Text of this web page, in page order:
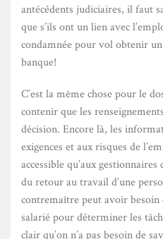
antécédents judiciaires, il faut
que s’ils ont un lien avec
condamnée pour vol obtenir
banque!
C’est la même chose pour le
contenir que les
décision. Encore là, les
exigences et aux risques de
accessible qu’aux
du retour au travail d’une
contremaître peut avoir
salarié pour déterminer les
clair qu’on n’a pas besoin de